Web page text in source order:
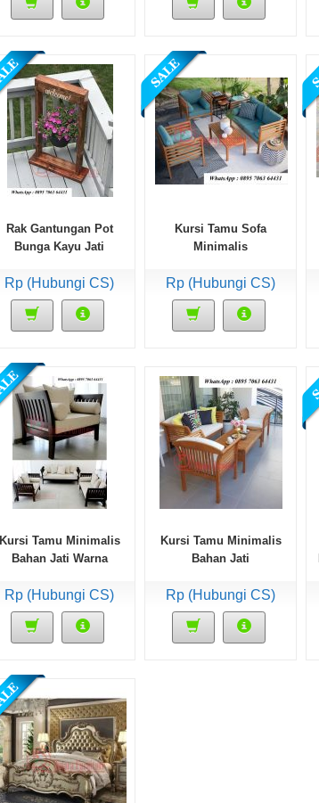
Rak Gantungan Pot
Bunga Kayu Jati
Rp (Hubungi CS)
Kursi Tamu Sofa
Minimalis
Rp (Hubungi CS)
Kursi Tamu Minimalis
Bahan Jati Warna
Rp (Hubungi CS)
Kursi Tamu Minimalis
Bahan Jati
Rp (Hubungi CS)